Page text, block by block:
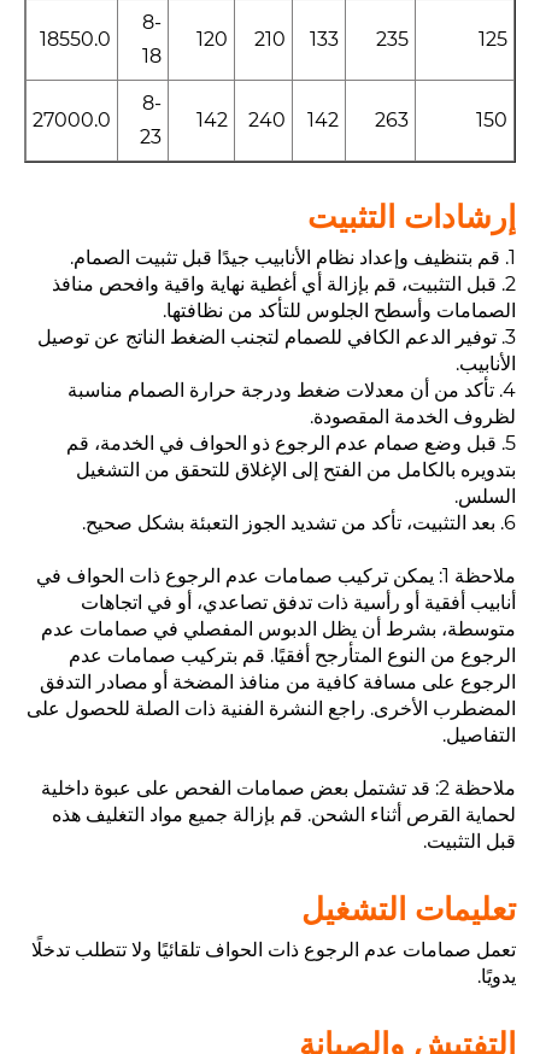
125
235
133
210
120
8-
18
18550.0
150
263
142
240
142
8-
23
27000.0
إرشادات التثبيت
1. قم بتنظيف وإعداد نظام الأنابيب جيدًا قبل تثبيت الصمام.
2. قبل التثبيت، قم بإزالة أي أغطية نهاية واقية وافحص منافذ
الصمامات وأسطح الجلوس للتأكد من نظافتها.
3. توفير الدعم الكافي للصمام لتجنب الضغط الناتج عن توصيل
الأنابيب.
4. تأكد من أن معدلات ضغط ودرجة حرارة الصمام مناسبة
لظروف الخدمة المقصودة.
5. قبل وضع صمام عدم الرجوع ذو الحواف في الخدمة، قم
بتدويره بالكامل من الفتح إلى الإغلاق للتحقق من التشغيل
السلس.
6. بعد التثبيت، تأكد من تشديد الجوز التعبئة بشكل صحيح.
ملاحظة 1: يمكن تركيب صمامات عدم الرجوع ذات الحواف في
أنابيب أفقية أو رأسية ذات تدفق تصاعدي، أو في اتجاهات
متوسطة، بشرط أن يظل الدبوس المفصلي في صمامات عدم
الرجوع من النوع المتأرجح أفقيًا. قم بتركيب صمامات عدم
الرجوع على مسافة كافية من منافذ المضخة أو مصادر التدفق
المضطرب الأخرى. راجع النشرة الفنية ذات الصلة للحصول على
التفاصيل.
ملاحظة 2: قد تشتمل بعض صمامات الفحص على عبوة داخلية
لحماية القرص أثناء الشحن. قم بإزالة جميع مواد التغليف هذه
قبل التثبيت.
تعليمات التشغيل
تعمل صمامات عدم الرجوع ذات الحواف تلقائيًا ولا تتطلب تدخلًا
يدويًا.
التفتيش والصيانة